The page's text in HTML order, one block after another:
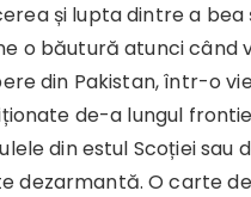
și lupta dintre a bea
o băutură atunci când
din Pakistan, într-o
de-a lungul
din estul Scoției sau
dezarmantă. O carte